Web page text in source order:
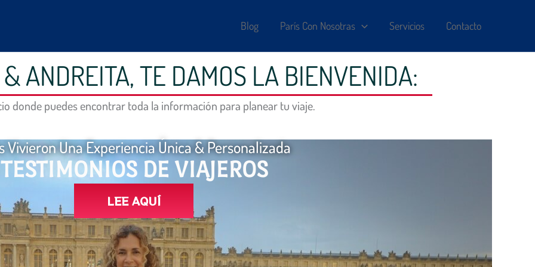
Blog París Con Nosotras Servicios Contacto
ANDREITA, TE DAMOS LA BIENVENIDA:
donde puedes encontrar toda la información para planear tu viaje.
Vivieron Una Experiencia Única & Personalizada
TESTIMONIOS DE VIAJEROS
LEE AQUÍ